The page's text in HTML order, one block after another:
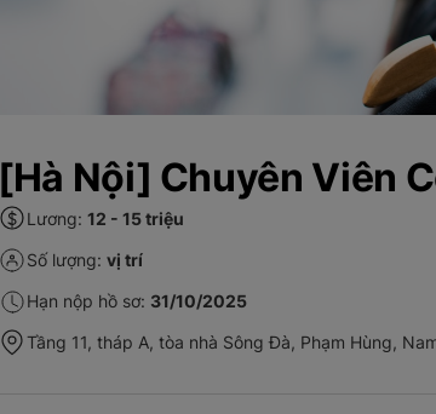
[Hà Nội] Chuyên Viên
Lương: 12 - 15 triệu
Số lượng: vị trí
Hạn nộp hồ sơ: 31/10/2025
Tầng 11, tháp A, tòa nhà Sông Đà, Phạm Hùng,